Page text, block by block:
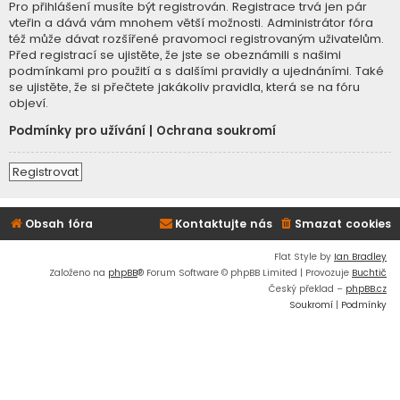
Pro přihlášení musíte být registrován. Registrace trvá jen pár
vteřin a dává vám mnohem větší možnosti. Administrátor fóra
též může dávat rozšířené pravomoci registrovaným uživatelům.
Před registrací se ujistěte, že jste se obeznámili s našimi
podmínkami pro použití a s dalšími pravidly a ujednáními. Také
se ujistěte, že si přečtete jakákoliv pravidla, která se na fóru
objeví.
Podmínky pro užívání
Ochrana soukromí
Registrovat
Obsah fóra Smazat cookies
Kontaktujte nás
Flat Style by Ian Bradley
Založeno na phpBB® Forum Software © phpBB Limited | Provozuje Buchtič
Český překlad – phpBB.cz
Soukromí | Podmínky